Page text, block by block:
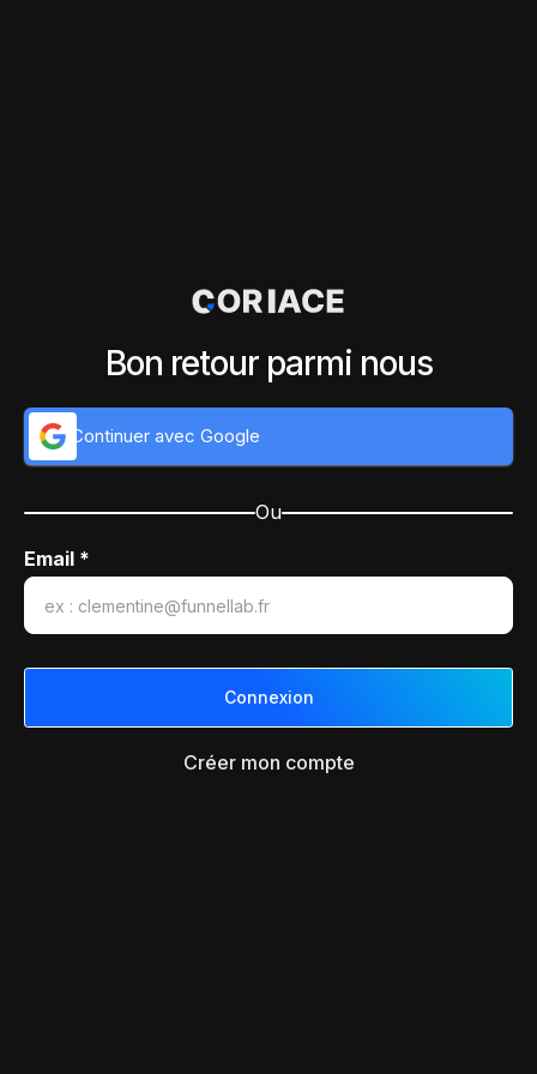
Bon retour parmi nous
Continuer avec Google
Ou
Email *
Créer mon compte